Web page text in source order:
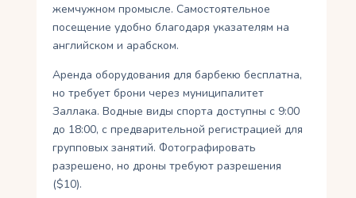
жемчужном промысле. Самостоятельное
посещение удобно благодаря указателям на
английском и арабском.
Аренда оборудования для барбекю бесплатна,
но требует брони через муниципалитет
Заллака. Водные виды спорта доступны с 9:00
до 18:00, с предварительной регистрацией для
групповых занятий. Фотографировать
разрешено, но дроны требуют разрешения
($10).